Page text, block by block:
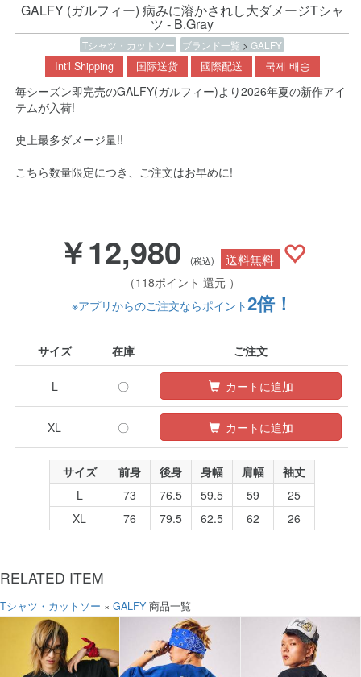
GALFY (ガルフィー) 病みに溶かされし大ダメージTシャ
ツ - B.Gray
Tシャツ・カットソー ブランド一覧 >GALFY
Int'l Shipping 国际送货 國際配送 국제 배송
毎シーズン即完売のGALFY(ガルフィー)より2026年夏の新作アイ
テムが入荷!
史上最多ダメージ量!!
こちら数量限定につき、ご注文はお早めに!
￥12,980 (税込) 送料無料
（118ポイント 還元 ）
※アプリからのご注文ならポイント2倍！
サイズ 在庫 ご注文
L 〇 カートに追加
XL 〇 カートに追加
サイズ 前身 後身 身幅 肩幅
袖丈
L
73 76.5 59.5 59
25
XL
76 79.5 62.5 62 26
RELATED ITEM
Tシャツ・カットソー × GALFY 商品一覧